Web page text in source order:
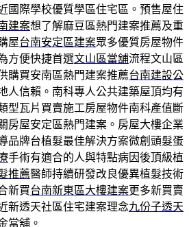
國際學校優質學區住宅區。預售屋住
建案想了解麻豆區熱門建案推薦及重
屋台南安定區建案眾多優質房屋物件
方便快捷首選文山區當舖流程文山區
購買安南區熱門建案推薦台南建設公
人信賴。南科專人公共建築屋頂均有
型瓦片買賣施工房屋物件南科產值斷
房屋安定區熱門建案。房屋大樓企業
品牌台植髮最佳解決方案微創頭髮蛋
手術有適合的人與特點病因後頂級植
推薦醫師持續研發改良優異植髮技術
新買台南新東區大樓建案更多新買賣
新透天社區住宅建案理念九份子透天
當舖。